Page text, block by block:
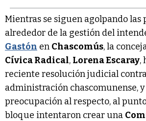
Mientras se siguen agolpando las
alrededor de la gestión del
Gastón en Chascomús, la
Cívica Radical, Lorena Escaray,
reciente resolución judicial
administración chascomunense,
preocupación al respecto, al
bloque intentaron crear una